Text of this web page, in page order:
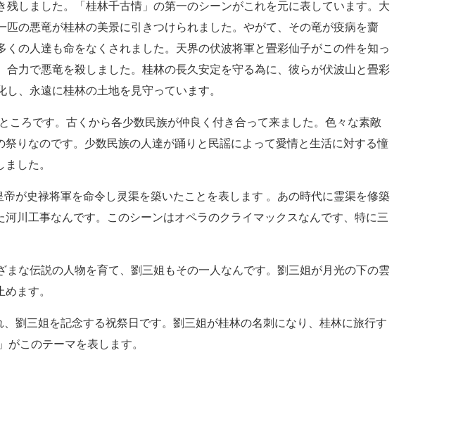
残しました。「桂林千古情」の第一のシーンがこれを元に表しています。大
匹の悪竜が桂林の美景に引きつけられました。やがて、その竜が疫病を齎
くの人達も命をなくされました。天界の伏波将軍と畳彩仙子がこの件を知っ
合力で悪竜を殺しました。桂林の長久安定を守る為に、彼らが伏波山と畳彩
し、永遠に桂林の土地を見守っています。
ろです。古くから各少数民族が仲良く付き合って来ました。色々な素敵
りなのです。少数民族の人達が踊りと民謡によって愛情と生活に対する憧
した。
が史禄将軍を命令し灵渠を築いたことを表します 。あの時代に霊渠を修築
川工事なんです。このシーンはオペラのクライマックスなんです、特に三
な伝説の人物を育て、劉三姐もその一人なんです。劉三姐が月光の下の雲
ます。
劉三姐を記念する祝祭日です。劉三姐が桂林の名刺になり、桂林に旅行す
がこのテーマを表します。